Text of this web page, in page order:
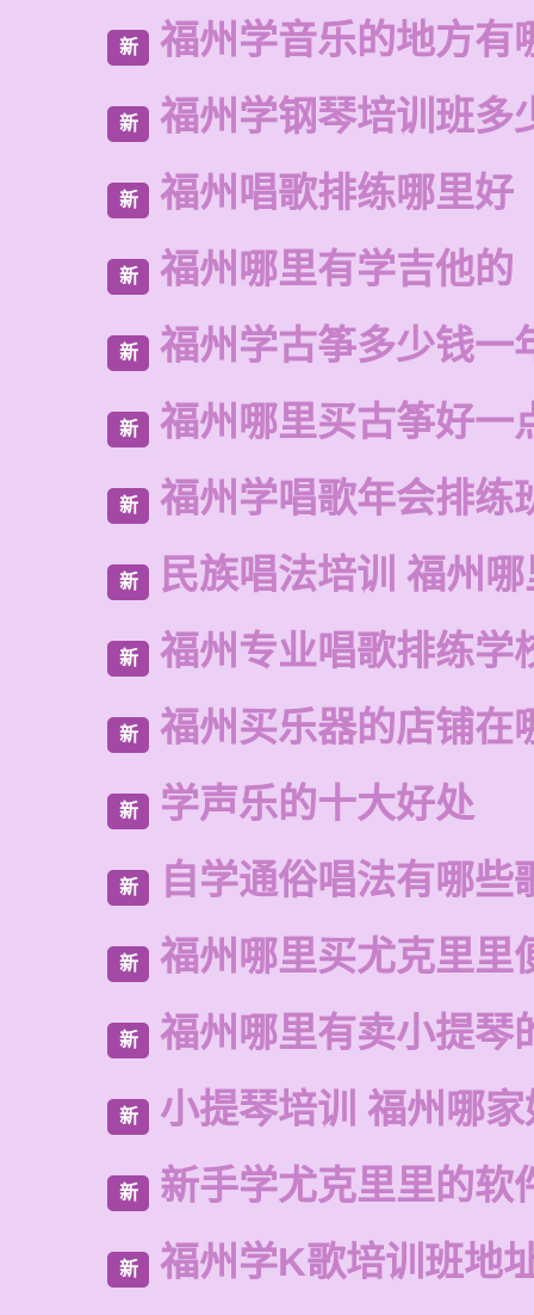
新 福州学音乐的地方有
新 福州学钢琴培训班多
新 福州唱歌排练哪里好
新 福州哪里有学吉他的
新 福州学古筝多少钱一
新 福州哪里买古筝好一
新 福州学唱歌年会排练
新 民族唱法培训 福州
新 福州专业唱歌排练学
新 福州买乐器的店铺在
新 学声乐的十大好处
新 自学通俗唱法有哪些
新 福州哪里买尤克里里
新 福州哪里有卖小提琴
新 小提琴培训 福州哪
新 新手学尤克里里的软
新 福州学K歌培训班地